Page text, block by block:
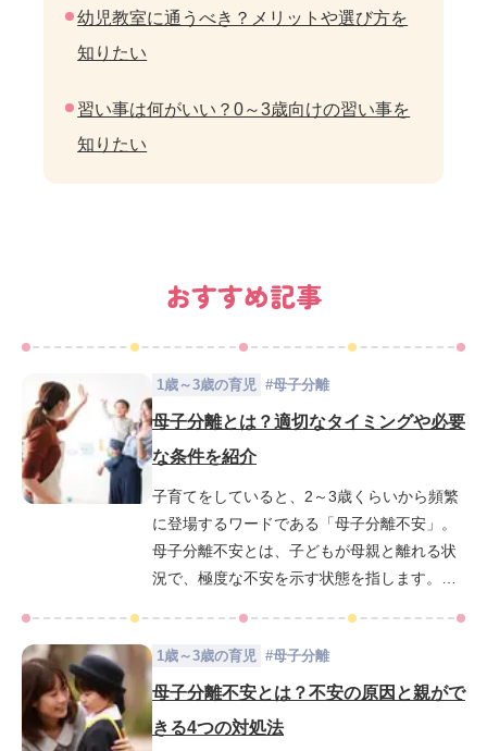
幼児教室に通うべき？メリットや選び方を
知りたい
習い事は何がいい？0～3歳向けの習い事を
知りたい
おすすめ記事
1歳～3歳の育児 #母子分離
母子分離とは？適切なタイミングや必要
な条件を紹介
子育てをしていると、2～3歳くらいから頻繁
に登場するワードである「母子分離不安」。
母子分離不安とは、子どもが母親と離れる状
況で、極度な不安を示す状態を指します。コ
と、子どもに「母子分離不安」の様子がみら
れる場合の対処法などを解説いたしました
分離」をおこなう際のタイミングと心構えな
1歳～3歳の育児 #母子分離
母子分離不安とは？不安の原因と親がで
きる4つの対処法